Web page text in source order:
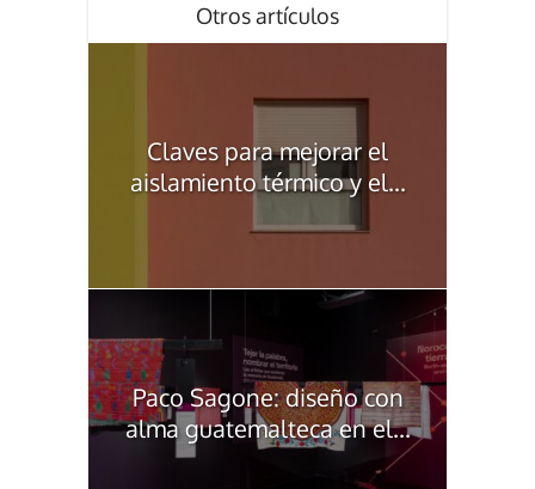
Otros artículos
Claves para mejorar el
aislamiento térmico y el...
Paco Sagone: diseño con
alma guatemalteca en el...